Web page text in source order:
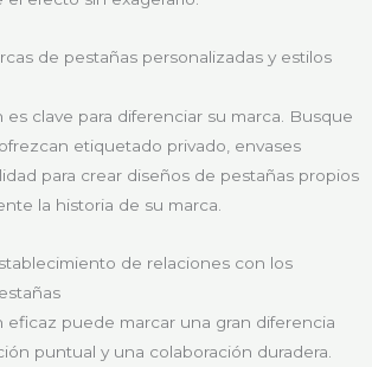
de pestañas personalizadas y estilos
es clave para diferenciar su marca. Busque
etiquetado privado, envases
para crear diseños de pestañas propios
la historia de su marca.
de relaciones con los
eficaz puede marcar una gran diferencia
puntual y una colaboración duradera.